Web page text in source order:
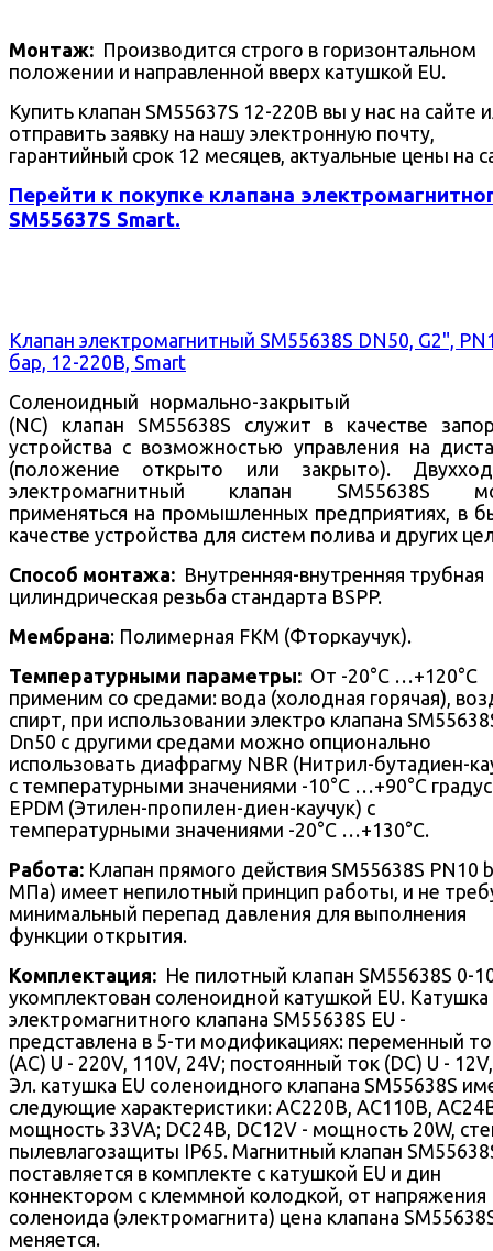
Монтаж: Производится строго в горизонтальном
положении и направленной вверх катушкой EU.
Купить клапан SM55637S 12-220В вы у нас на сайте
отправить заявку на нашу электронную почту,
гарантийный срок 12 месяцев, актуальные цены на
Перейти к покупке клапана
SM55637S Smart.
Клапан электромагнитный SM55638S DN50, G2",
бар, 12-220В, Smart
Соленоидный нормально-закрытый
(NC) клапан SM55638S служит в качестве
устройства с возможностью управления на
(положение открыто или закрыто).
электромагнитный клапан SM55638S
применяться на промышленных предприятиях, в
качестве устройства для систем полива и других
Способ монтажа: Внутренняя-внутренняя трубная
цилиндрическая резьба стандарта BSPP.
Мембрана: Полимерная FKM (Фторкаучук).
Температурными параметры: От -20°С …+120°С
применим со средами: вода (холодная горячая),
спирт, при использовании электро клапана
Dn50 с другими средами можно опционально
использовать диафрагму NBR (Нитрил-бутадиен-
с температурными значениями -10°С …+90°С
EPDM (Этилен-пропилен-диен-каучук) c
температурными значениями -20°С …+130°С.
Работа: Клапан прямого действия SM55638S PN10
МПа) имеет непилотный принцип работы, и не
минимальный перепад давления для выполнения
функции открытия.
Комплектация: Не пилотный клапан SM55638S 0-
укомплектован соленоидной катушкой EU. Катушка
электромагнитного клапана SM55638S EU -
представлена в 5-ти модификациях: переменный
(AC) U - 220V, 110V, 24V; постоянный ток (DC) U -
Эл. катушка EU соленоидного клапана SM55638S
следующие характеристики: AC220В, AC110В,
мощность 33VA; DC24В, DC12V - мощность 20W,
пылевлагозащиты IP65. Магнитный клапан
поставляется в комплекте с катушкой EU и дин
коннектором с клеммной колодкой, от напряжения
соленоида (электромагнита) цена клапана
меняется.